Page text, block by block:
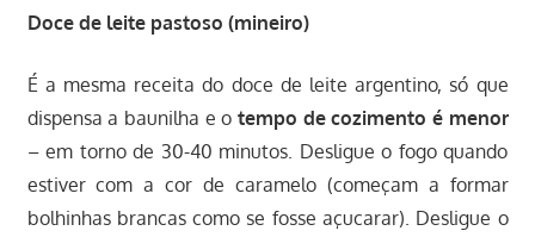
Doce de leite pastoso (mineiro)
É a mesma receita do doce de leite argentino, só que
dispensa a baunilha e o tempo de cozimento é menor
– em torno de 30-40 minutos. Desligue o fogo quando
estiver com a cor de caramelo (começam a formar
bolhinhas brancas como se fosse açucarar). Desligue o